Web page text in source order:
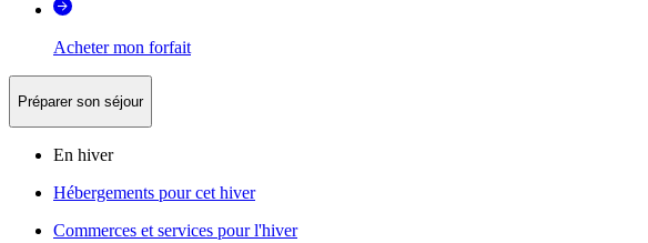
Acheter mon forfait
Préparer son séjour
En hiver
Hébergements pour cet hiver
Commerces et services pour l'hiver